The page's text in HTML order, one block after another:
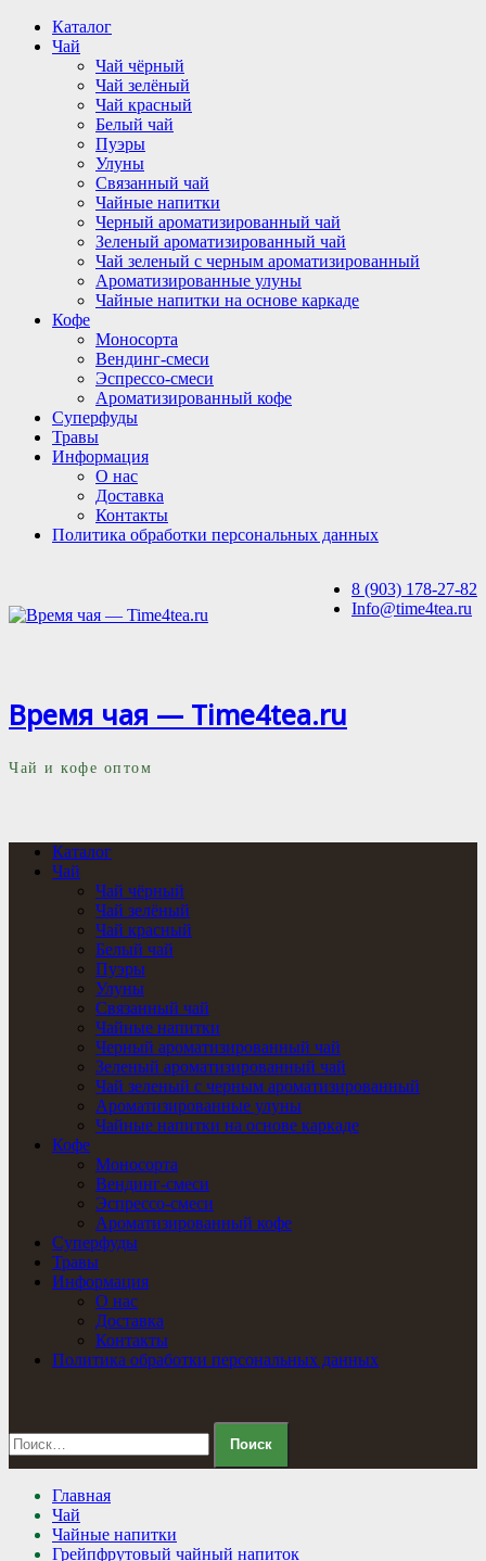
Перейти
содержимому
Каталог
Чай
Чай чёрный
Чай зелёный
Чай красный
Белый чай
Пуэры
Улуны
Связанный чай
Чайные напитки
Черный ароматизированный чай
Зеленый ароматизированный чай
Чай зеленый с черным ароматизированный
Ароматизированные улуны
Чайные напитки на основе каркаде
Кофе
Моносорта
Вендинг-смеси
Эспрессо-смеси
Ароматизированный кофе
Суперфуды
Травы
Информация
О нас
Доставка
Контакты
Политика обработки персональных данных
8 (903) 178-27-82
Info@time4tea.ru
Время чая — Time4tea.ru
Чай и кофе оптом
Каталог
Чай
Чай чёрный
Чай зелёный
Чай красный
Белый чай
Пуэры
Улуны
Связанный чай
Чайные напитки
Черный ароматизированный чай
Зеленый ароматизированный чай
Чай зеленый с черным ароматизированный
Ароматизированные улуны
Чайные напитки на основе каркаде
Кофе
Моносорта
Вендинг-смеси
Эспрессо-смеси
Ароматизированный кофе
Суперфуды
Травы
Информация
О нас
Доставка
Контакты
Политика обработки персональных данных
Найти:
Главная
Чай
Чайные напитки
Грейпфрутовый чайный напиток